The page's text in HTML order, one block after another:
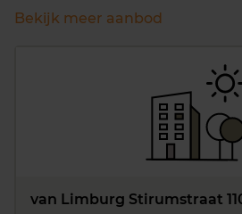
Bekijk meer aanbod
van Limburg Stirumstraat